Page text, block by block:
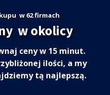
w 62 firmach
w okolicy
ceny w 15 minut.
ilości, a my
tą najlepszą.